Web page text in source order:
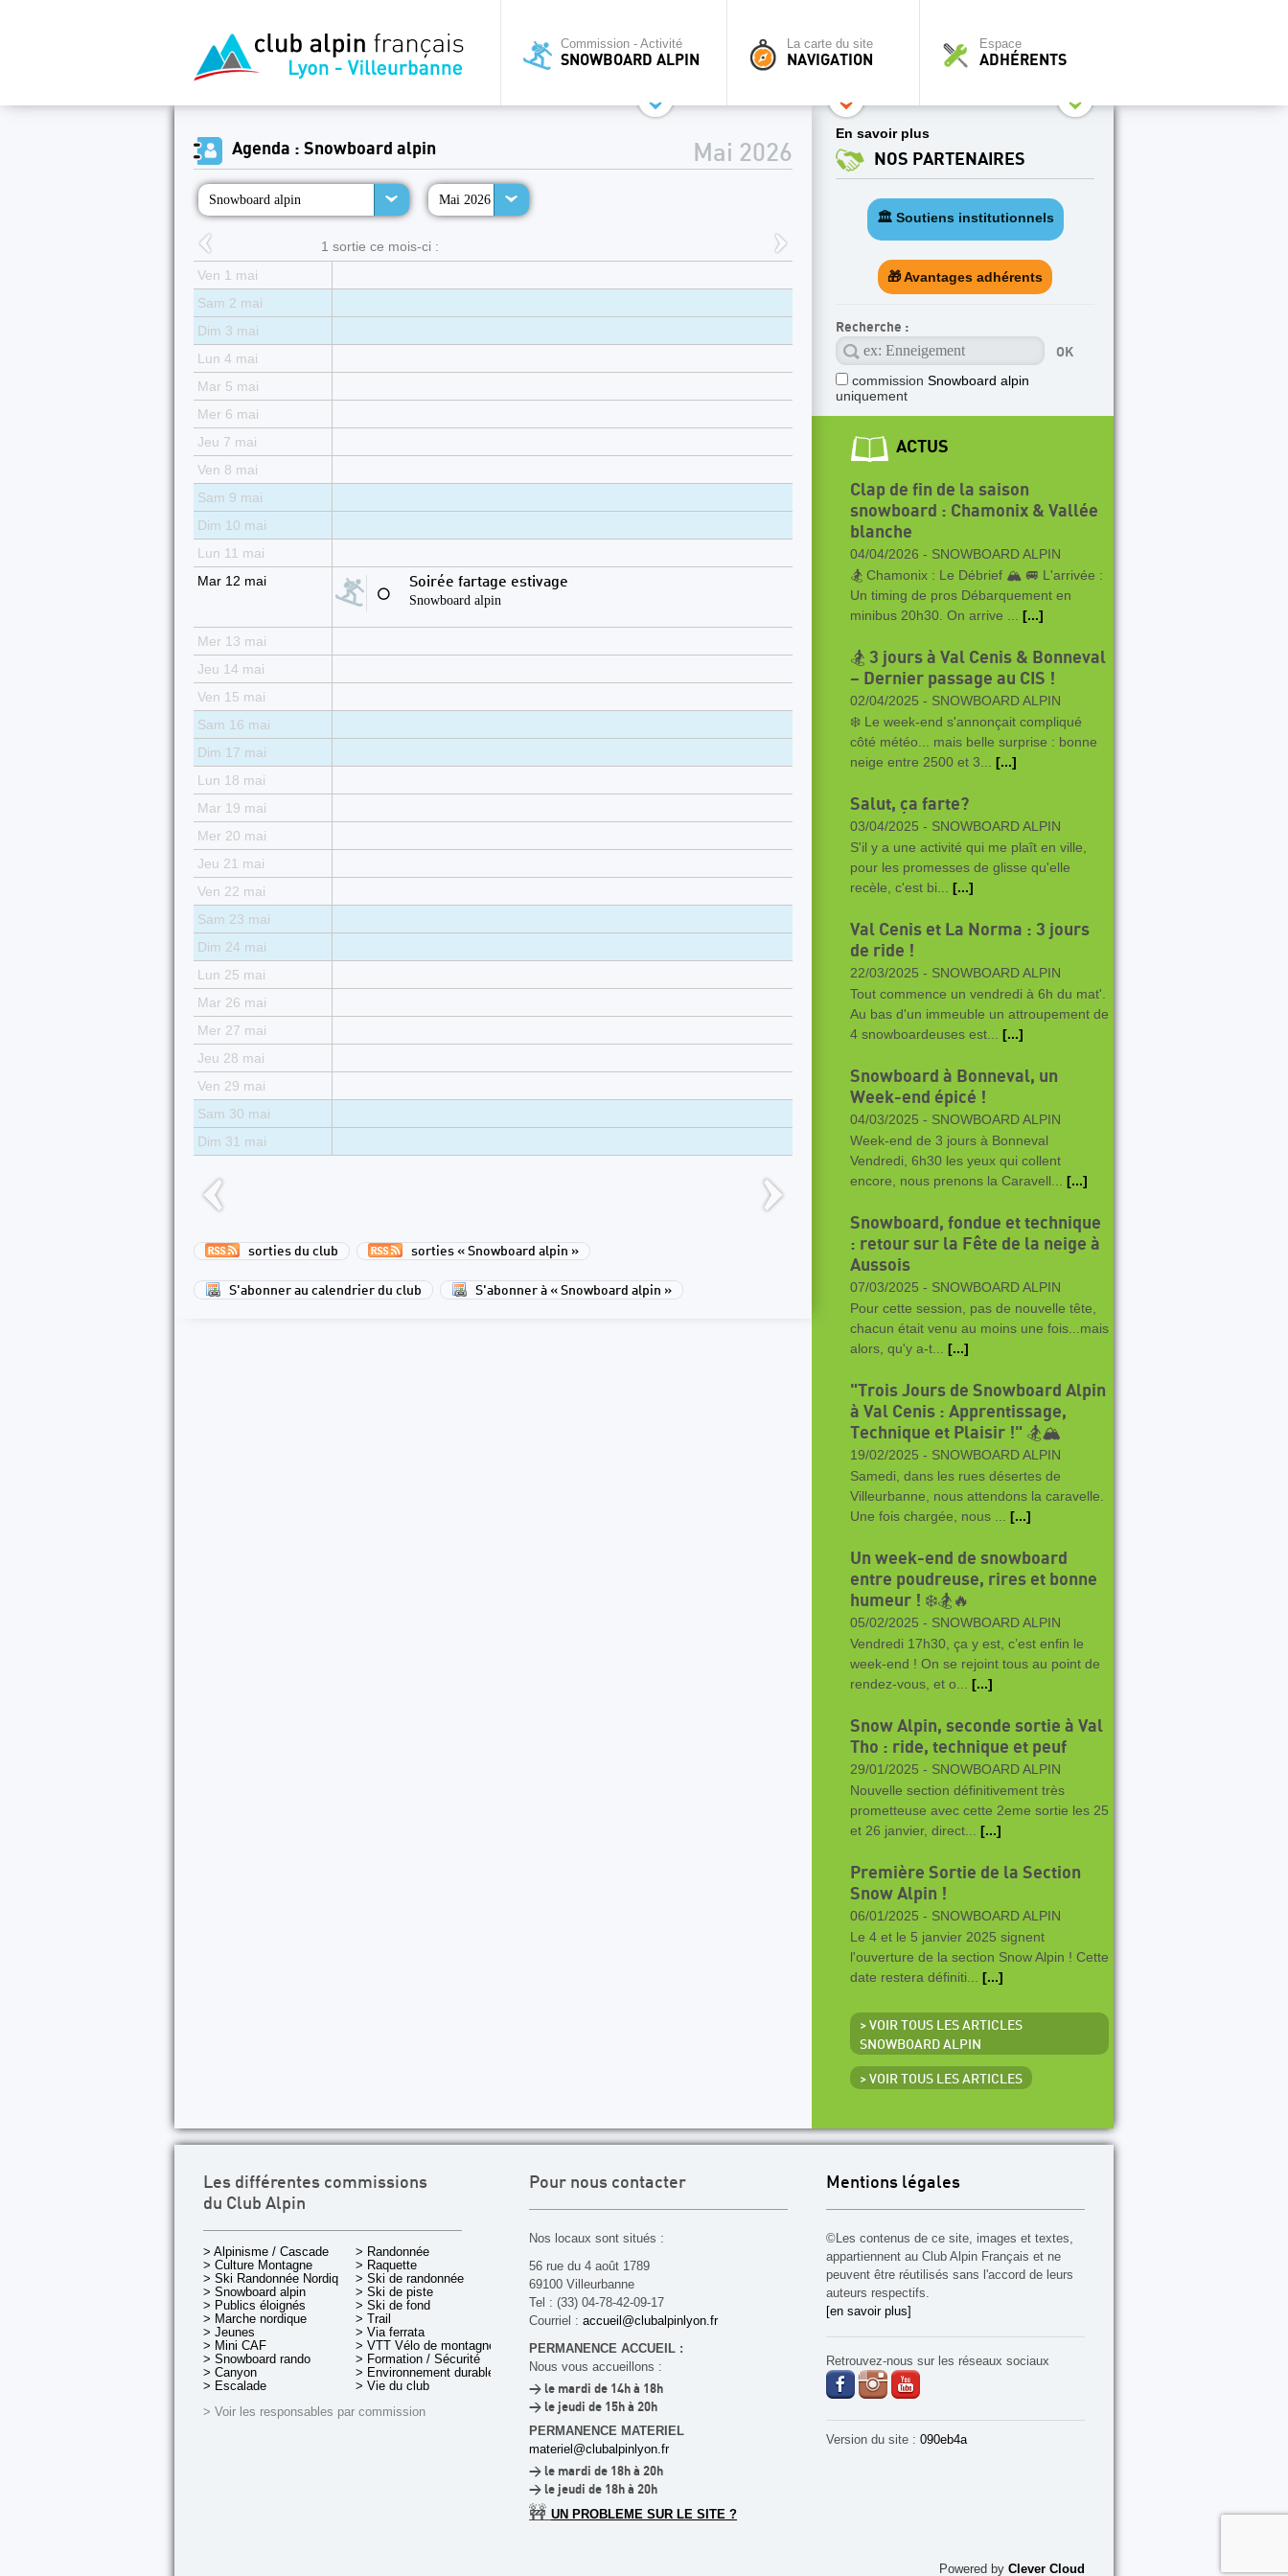
Commission - Activité
SNOWBOARD ALPIN
La carte du site
NAVIGATION
Espace
ADHÉRENTS
Agenda : Snowboard alpin
Snowboard alpin Mai 2026
Mai 2026
1 sortie ce mois-ci :
Ven 1 mai
Sam 2 mai
Dim 3 mai
Lun 4 mai
Mar 5 mai
Mer 6 mai
Jeu 7 mai
Ven 8 mai
Sam 9 mai
Dim 10 mai
Lun 11 mai
Mar 12 mai
⚪
Soirée fartage estivage
Snowboard alpin
Mer 13 mai
Jeu 14 mai
Ven 15 mai
Sam 16 mai
Dim 17 mai
Lun 18 mai
Mar 19 mai
Mer 20 mai
Jeu 21 mai
Ven 22 mai
Sam 23 mai
Dim 24 mai
Lun 25 mai
Mar 26 mai
Mer 27 mai
Jeu 28 mai
Ven 29 mai
Sam 30 mai
Dim 31 mai
sorties du club sorties « Snowboard alpin »
S'abonner au calendrier du club S'abonner à « Snowboard alpin »
En savoir plus
NOS PARTENAIRES
🏛️ Soutiens institutionnels
🎁 Avantages adhérents
Recherche :
commission Snowboard alpin
uniquement
ACTUS
Clap de fin de la saison
snowboard : Chamonix & Vallée
blanche
04/04/2026 - SNOWBOARD ALPIN
🏂 Chamonix : Le Débrief 🏔️ 🚐 L'arrivée :
Un timing de pros Débarquement en
minibus 20h30. On arrive ... [...]
🏂 3 jours à Val Cenis & Bonneval
– Dernier passage au CIS !
02/04/2025 - SNOWBOARD ALPIN
❄️ Le week-end s'annonçait compliqué
côté météo... mais belle surprise : bonne
neige entre 2500 et 3... [...]
Salut, ça farte?
03/04/2025 - SNOWBOARD ALPIN
S'il y a une activité qui me plaît en ville,
pour les promesses de glisse qu'elle
recèle, c'est bi... [...]
Val Cenis et La Norma : 3 jours
de ride !
22/03/2025 - SNOWBOARD ALPIN
Tout commence un vendredi à 6h du mat'.
Au bas d'un immeuble un attroupement de
4 snowboardeuses est... [...]
Snowboard à Bonneval, un
Week-end épicé !
04/03/2025 - SNOWBOARD ALPIN
Week-end de 3 jours à Bonneval
Vendredi, 6h30 les yeux qui collent
encore, nous prenons la Caravell... [...]
Snowboard, fondue et technique
: retour sur la Fête de la neige à
Aussois
07/03/2025 - SNOWBOARD ALPIN
Pour cette session, pas de nouvelle tête,
chacun était venu au moins une fois...mais
alors, qu'y a-t... [...]
"Trois Jours de Snowboard Alpin
à Val Cenis : Apprentissage,
Technique et Plaisir !" 🏂🏔️
19/02/2025 - SNOWBOARD ALPIN
Samedi, dans les rues désertes de
Villeurbanne, nous attendons la caravelle.
Une fois chargée, nous ... [...]
Un week-end de snowboard
entre poudreuse, rires et bonne
humeur ! ❄️🏂🔥
05/02/2025 - SNOWBOARD ALPIN
Vendredi 17h30, ça y est, c’est enfin le
week-end ! On se rejoint tous au point de
rendez-vous, et o... [...]
Snow Alpin, seconde sortie à Val
Tho : ride, technique et peuf
29/01/2025 - SNOWBOARD ALPIN
Nouvelle section définitivement très
prometteuse avec cette 2eme sortie les 25
et 26 janvier, direct... [...]
Première Sortie de la Section
Snow Alpin !
06/01/2025 - SNOWBOARD ALPIN
Le 4 et le 5 janvier 2025 signent
l'ouverture de la section Snow Alpin ! Cette
date restera définiti... [...]
> VOIR TOUS LES ARTICLES
SNOWBOARD ALPIN
> VOIR TOUS LES ARTICLES
Les différentes commissions
du Club Alpin
> Alpinisme / Cascade
> Culture Montagne
> Ski Randonnée Nordique
> Snowboard alpin
> Publics éloignés
> Marche nordique
> Jeunes
> Mini CAF
> Snowboard rando
> Canyon
> Escalade
> Randonnée
> Raquette
> Ski de randonnée
> Ski de piste
> Ski de fond
> Trail
> Via ferrata
> VTT Vélo de montagne
> Formation / Sécurité
> Environnement durable
> Vie du club
> Voir les responsables par commission
Pour nous contacter
Nos locaux sont situés :
56 rue du 4 août 1789
69100 Villeurbanne
Tel : (33) 04-78-42-09-17
Courriel : accueil@clubalpinlyon.fr
PERMANENCE ACCUEIL :
Nous vous accueillons :
> le mardi de 14h à 18h
> le jeudi de 15h à 20h
PERMANENCE MATERIEL
materiel@clubalpinlyon.fr
> le mardi de 18h à 20h
> le jeudi de 18h à 20h
🚧 UN PROBLEME SUR LE SITE ?
Mentions légales
©Les contenus de ce site, images et textes,
appartiennent au Club Alpin Français et ne
peuvent être réutilisés sans l'accord de leurs
auteurs respectifs.
[en savoir plus]
Retrouvez-nous sur les réseaux sociaux
Version du site : 090eb4a
Powered by Clever Cloud